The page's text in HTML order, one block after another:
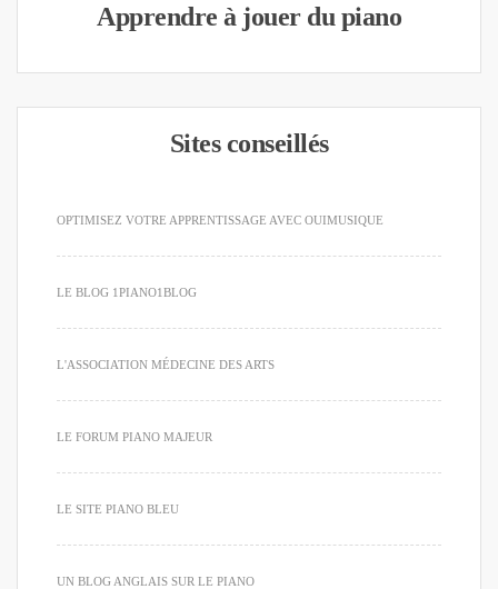
Apprendre à jouer du piano
Sites conseillés
OPTIMISEZ VOTRE APPRENTISSAGE AVEC OUIMUSIQUE
LE BLOG 1PIANO1BLOG
L'ASSOCIATION MÉDECINE DES ARTS
LE FORUM PIANO MAJEUR
LE SITE PIANO BLEU
UN BLOG ANGLAIS SUR LE PIANO